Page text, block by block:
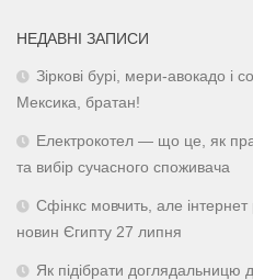
НЕДАВНІ ЗАПИСИ
Зіркові бурі, мери-авокадо і
Мексика, братан!
Електрокотел — що це, як
та вибір сучасного споживача
Сфінкс мовчить, але
новин Єгипту 27 липня
Як підібрати доглядальницю